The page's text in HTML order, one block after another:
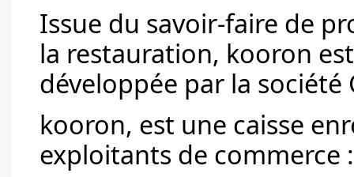
Issue du savoir-faire de
la restauration, kooron
développée par la société
kooron, est une caisse
exploitants de commerce :